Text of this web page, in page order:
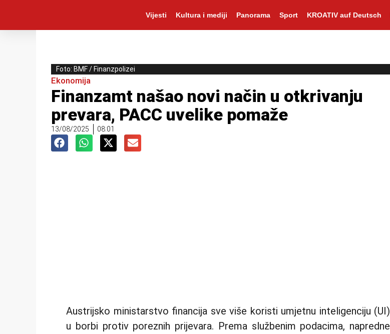
Vijesti Kultura i mediji Panorama Sport KROATIV auf Deutsch
Foto: BMF / Finanzpolizei
Ekonomija
Finanzamt našao novi način u otkrivanju
prevara, PACC uvelike pomaže
13/08/2025 08:01
Austrijsko ministarstvo financija sve više koristi umjetnu inteligenciju (UI)
u borbi protiv poreznih prijevara. Prema službenim podacima, napredne